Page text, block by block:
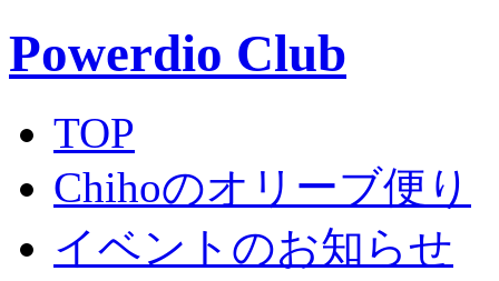
Powerdio Club
TOP
Chihoのオリーブ便り
イベントのお知らせ